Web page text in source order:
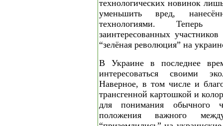
технологических новинок
уменьшить вред,
технологиями. Теперь
заинтересованных
“зелёная революция” на
В Украине в последнее
интересоваться своими
Наверное, в том числе и
трансгенной картошкой и
для понимания обычного
положения важного